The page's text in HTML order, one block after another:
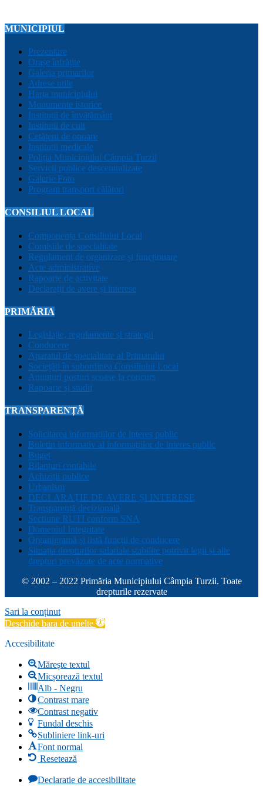
MUNICIPIUL
Prezentare
Orașe înfrățite
Galeria primarilor
Adrese utile
Harta municipiului
Monumente istorice
Instituții de învățământ
Instituții de cult
Cetățeni de onoare
Instituții medicale
Poliția Municipiului Câmpia Turzii
Servicii publice descentralizate
Galerie Foto
Program transport călători
CONSILIUL LOCAL
Componența Consiliului Local
Comisiile de specialitate
Regulament de organizare și funcționare
Acte administrative
Rapoarte de activitate
Declarații de avere și interese
PRIMĂRIA
Legislație, regulamente și strategii
Conducere
Aparatul de specialitate al Primarului
Sociețăți în subordinea Consiliului Local
Anunțuri posturi scoase la concurs
Rapoarte și studii
TRANSPARENȚĂ
Solicitarea informațiilor de interes public
Buletin informativ al informațiilor de interes public
Buget
Bilanțuri contabile
Achiziții publice
Urbanism
DECLARAȚIE DE AVERE ȘI INTERESE
Transparență decizională
Sectiune RUTI conform SNA
Domeniul Integritate
Organigramă și listă funcții de conducere
Situația drepturilor salariale stabilite potrivit legii și alte
drepturi prevăzute de acte normative
© 2002 – 2022 Primăria Municipiului Câmpia Turzii. Toate
drepturile rezervate
Sari la conținut
Deschide bara de unelte
Accesibilitate
Mărește textul
Micșorează textul
Alb - Negru
Contrast mare
Contrast negativ
Fundal deschis
Subliniere link-uri
Font normal
Resetează
Declaratie de accesibilitate